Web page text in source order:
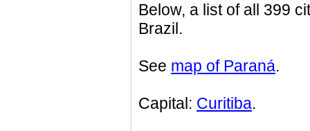
Below, a list of all 399
Brazil.
See map of Paraná.
Capital: Curitiba.